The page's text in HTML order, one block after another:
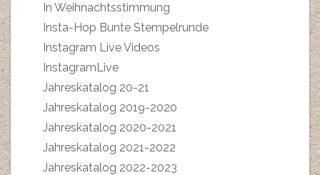
In Weihnachtsstimmung
Insta-Hop Bunte Stempelrunde
Instagram Live Videos
InstagramLive
Jahreskatalog 20-21
Jahreskatalog 2019-2020
Jahreskatalog 2020-2021
Jahreskatalog 2021-2022
Jahreskatalog 2022-2023